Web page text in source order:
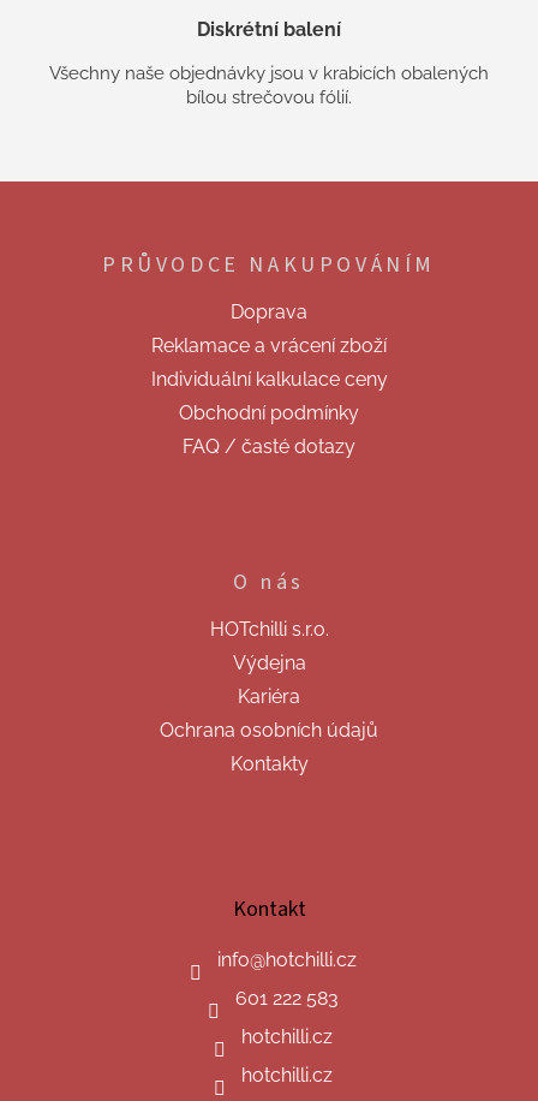
Diskrétní balení
Všechny naše objednávky jsou v krabicích obalených
bílou strečovou fólií.
Z
PRŮVODCE NAKUPOVÁNÍM
Doprava
Reklamace a vrácení zboží
Individuální kalkulace ceny
Obchodní podmínky
FAQ / časté dotazy
O nás
HOTchilli s.r.o.
Výdejna
Kariéra
Ochrana osobních údajů
Kontakty
Kontakt
info@hotchilli.cz
601 222 583
hotchilli.cz
hotchilli.cz